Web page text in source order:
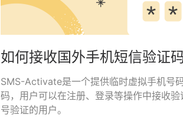
如何接收国外手机短信验证
SMS-Activate是一个提供临时虚拟手机号
码，用户可以在注册、登录等操作中接收
号验证的用户。